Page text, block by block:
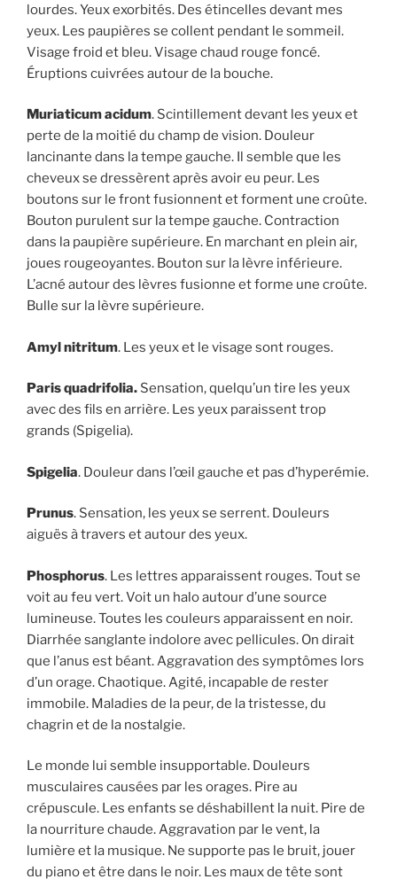
lourdes. Yeux exorbités. Des étincelles devant mes
yeux. Les paupières se collent pendant le sommeil.
Visage froid et bleu. Visage chaud rouge foncé.
Éruptions cuivrées autour de la bouche.
Muriaticum acidum. Scintillement devant les yeux et
perte de la moitié du champ de vision. Douleur
lancinante dans la tempe gauche. Il semble que les
cheveux se dressèrent après avoir eu peur. Les
boutons sur le front fusionnent et forment une croûte.
Bouton purulent sur la tempe gauche. Contraction
dans la paupière supérieure. En marchant en plein air,
joues rougeoyantes. Bouton sur la lèvre inférieure.
L’acné autour des lèvres fusionne et forme une croûte.
Bulle sur la lèvre supérieure.
Amyl nitritum. Les yeux et le visage sont rouges.
Paris quadrifolia. Sensation, quelqu’un tire les yeux
avec des fils en arrière. Les yeux paraissent trop
grands (Spigelia).
Spigelia. Douleur dans l’œil gauche et pas d’hyperémie.
Prunus. Sensation, les yeux se serrent. Douleurs
aiguës à travers et autour des yeux.
Phosphorus. Les lettres apparaissent rouges. Tout se
voit au feu vert. Voit un halo autour d’une source
lumineuse. Toutes les couleurs apparaissent en noir.
Diarrhée sanglante indolore avec pellicules. On dirait
que l’anus est béant. Aggravation des symptômes lors
d’un orage. Chaotique. Agité, incapable de rester
immobile. Maladies de la peur, de la tristesse, du
chagrin et de la nostalgie.
Le monde lui semble insupportable. Douleurs
musculaires causées par les orages. Pire au
crépuscule. Les enfants se déshabillent la nuit. Pire de
la nourriture chaude. Aggravation par le vent, la
lumière et la musique. Ne supporte pas le bruit, jouer
du piano et être dans le noir. Les maux de tête sont